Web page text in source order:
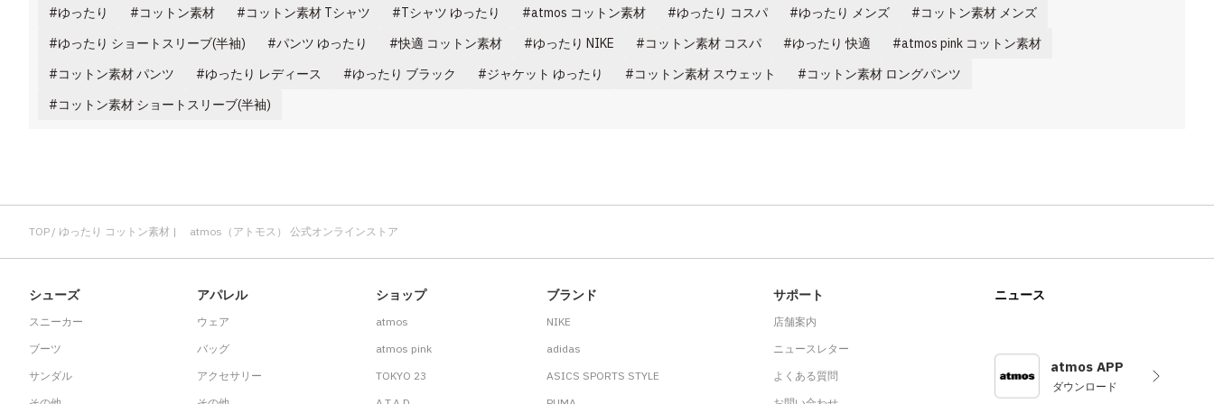
ゆったり コットン素材 コットン素材 Tシャツ Tシャツ ゆったり atmos コットン素材 ゆったり コスパ ゆったり メンズ
コットン素材 メンズ
ゆったり ショートスリーブ(半袖)
パンツ ゆったり 快適 コットン素材 ゆったり NIKE コットン素材 コスパ ゆったり 快適
atmos pink コットン素材
コットン素材 パンツ
ゆったり レディース ゆったり ブラック ジャケット ゆったり コットン素材 スウェット
コットン素材 ロングパンツ
コットン素材 ショートスリーブ(半袖)
TOP ゆったり コットン素材 | atmos（アトモス） 公式オンラインストア
シューズ
スニーカー
ブーツ
サンダル
アパレル
ウェア
バッグ
アクセサリー
ショップ
atmos
atmos pink
TOKYO 23
ブランド
NIKE
adidas
ASICS SPORTS STYLE
サポート
店舗案内
ニュースレター
よくある質問
ニュース
atmos APP
ダウンロード